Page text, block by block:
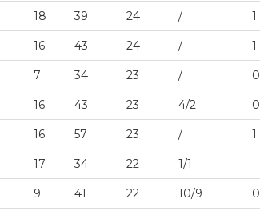
18 39 24 / 1
16 43 24 / 1
7 34 23 / 0
16 43 23 4/2 0
16 57 23 / 1
17 34 22 1/1
9 41 22 10/9 0